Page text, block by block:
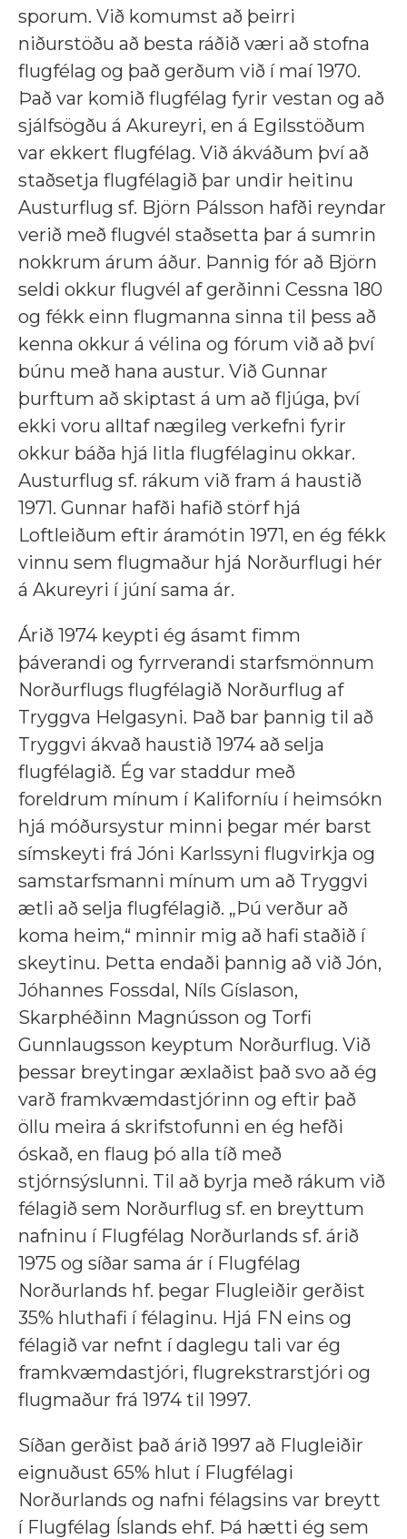
sporum. Við komumst að þeirri
niðurstöðu að besta ráðið væri að stofna
flugfélag og það gerðum við í maí 1970.
Það var komið flugfélag fyrir vestan og að
sjálfsögðu á Akureyri, en á Egilsstöðum
var ekkert flugfélag. Við ákváðum því að
staðsetja flugfélagið þar undir heitinu
Austurflug sf. Björn Pálsson hafði reyndar
verið með flugvél staðsetta þar á sumrin
nokkrum árum áður. Þannig fór að Björn
seldi okkur flugvél af gerðinni Cessna 180
og fékk einn flugmanna sinna til þess að
kenna okkur á vélina og fórum við að því
búnu með hana austur. Við Gunnar
þurftum að skiptast á um að fljúga, því
ekki voru alltaf nægileg verkefni fyrir
okkur báða hjá litla flugfélaginu okkar.
Austurflug sf. rákum við fram á haustið
1971. Gunnar hafði hafið störf hjá
Loftleiðum eftir áramótin 1971, en ég fékk
vinnu sem flugmaður hjá Norðurflugi hér
á Akureyri í júní sama ár.
Árið 1974 keypti ég ásamt fimm
þáverandi og fyrrverandi starfsmönnum
Norðurflugs flugfélagið Norðurflug af
Tryggva Helgasyni. Það bar þannig til að
Tryggvi ákvað haustið 1974 að selja
flugfélagið. Ég var staddur með
foreldrum mínum í Kaliforníu í heimsókn
hjá móðursystur minni þegar mér barst
símskeyti frá Jóni Karlssyni flugvirkja og
samstarfsmanni mínum um að Tryggvi
ætli að selja flugfélagið. „Þú verður að
koma heim,“ minnir mig að hafi staðið í
skeytinu. Þetta endaði þannig að við Jón,
Jóhannes Fossdal, Níls Gíslason,
Skarphéðinn Magnússon og Torfi
Gunnlaugsson keyptum Norðurflug. Við
þessar breytingar æxlaðist það svo að ég
varð framkvæmdastjórinn og eftir það
öllu meira á skrifstofunni en ég hefði
óskað, en flaug þó alla tíð með
stjórnsýslunni. Til að byrja með rákum við
félagið sem Norðurflug sf. en breyttum
nafninu í Flugfélag Norðurlands sf. árið
1975 og síðar sama ár í Flugfélag
Norðurlands hf. þegar Flugleiðir gerðist
35% hluthafi í félaginu. Hjá FN eins og
félagið var nefnt í daglegu tali var ég
framkvæmdastjóri, flugrekstrarstjóri og
flugmaður frá 1974 til 1997.
Síðan gerðist það árið 1997 að Flugleiðir
eignuðust 65% hlut í Flugfélagi
Norðurlands og nafni félagsins var breytt
í Flugfélag Íslands ehf. Þá hætti ég sem